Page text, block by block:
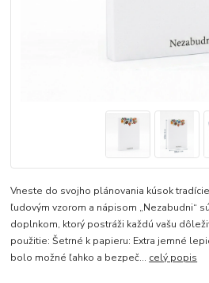
Vneste do svojho plánovania kúsok
ľudovým vzorom a nápisom „Nezabudni“
doplnkom, ktorý postráži každú vašu
použitie: Šetrné k papieru: Extra jemné
bolo možné ľahko a bezpeč... celý popis